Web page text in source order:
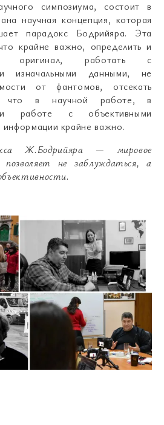
симпозиума, состоит в
научная концепция, которая
парадокс Бодрийяра. Эта
крайне важно, определить и
оригинал, работать с
и изначальными данными, не
от фантомов, отсекать
что в научной работе, в
работе с объективными
информации крайне важно.
Ж.Бодрийяра — мировое
не заблуждаться, а